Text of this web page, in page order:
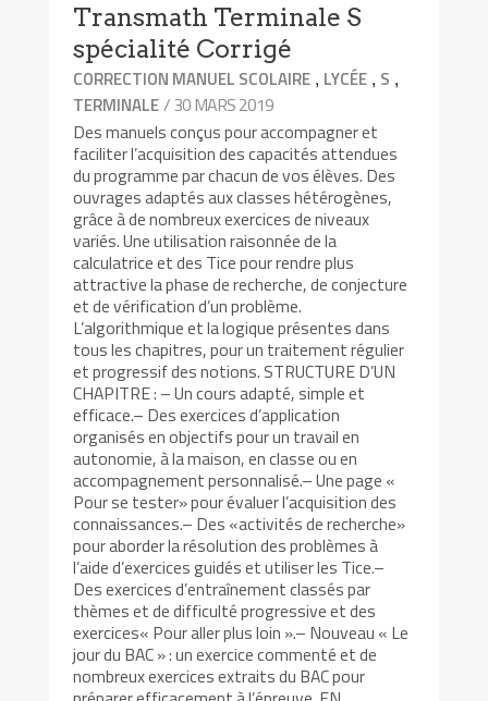
Transmath Terminale S
spécialité Corrigé
CORRECTION MANUEL SCOLAIRE , LYCÉE , S ,
TERMINALE/ 30 MARS 2019
Des manuels conçus pour accompagner et
faciliter l’acquisition des capacités attendues
du programme par chacun de vos élèves. Des
ouvrages adaptés aux classes hétérogènes,
grâce à de nombreux exercices de niveaux
variés. Une utilisation raisonnée de la
calculatrice et des Tice pour rendre plus
attractive la phase de recherche, de conjecture
et de vérification d’un problème.
L’algorithmique et la logique présentes dans
tous les chapitres, pour un traitement régulier
et progressif des notions. STRUCTURE D’UN
CHAPITRE : – Un cours adapté, simple et
efficace.– Des exercices d’application
organisés en objectifs pour un travail en
autonomie, à la maison, en classe ou en
accompagnement personnalisé.– Une page «
Pour se tester» pour évaluer l’acquisition des
connaissances.– Des «activités de recherche»
pour aborder la résolution des problèmes à
l’aide d’exercices guidés et utiliser les Tice.–
Des exercices d’entraînement classés par
thèmes et de difficulté progressive et des
exercices« Pour aller plus loin ».– Nouveau « Le
jour du BAC » : un exercice commenté et de
nombreux exercices extraits du BAC pour